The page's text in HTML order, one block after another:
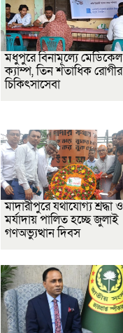
মধুপুরে বিনামূল্যে মেডিকেল
ক্যাম্প, তিন শতাধিক রোগীর
চিকিৎসাসেবা
মাদারীপুরে যথাযোগ্য শ্রদ্ধা ও
মর্যাদায় পালিত হচ্ছে জুলাই
গণঅভ্যুত্থান দিবস